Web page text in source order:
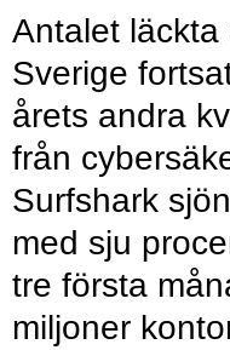
Antalet
Sverige
årets andra
från
Surfshark
med sju
tre första
miljoner